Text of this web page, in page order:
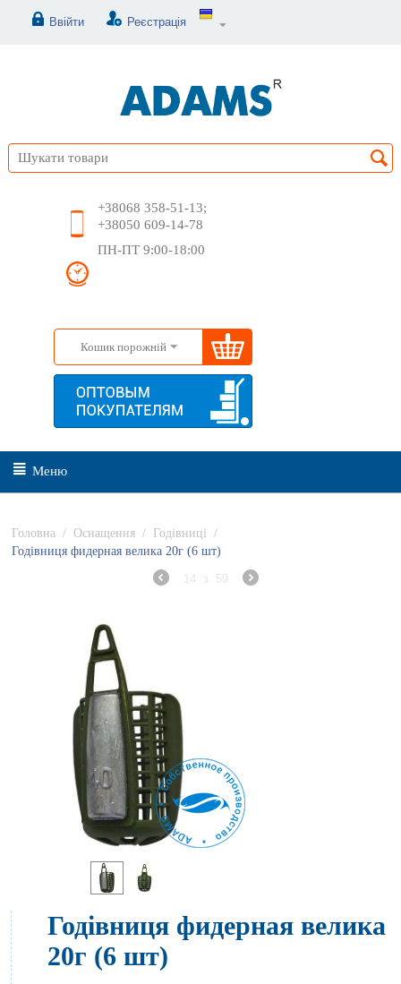
Ввійти Реєстрація
+38068 358-51-13;
+38050 609-14-78
ПН-ПТ 9:00-18:00
Кошик порожній
Меню
Головна / Оснащення / Годівниці
/
Годівниця фидерная велика 20г (6 шт)
14 з 59
Годівниця фидерная велика
20г (6 шт)